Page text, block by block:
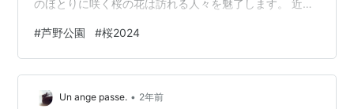
のほとりに咲く桜の花は訪れる人々を魅了します。 近く
車の旅も人々に愛されています。 隣接する駅近くのカフ
ェ「駅舎」では、地元で人気の「馬まん」が提供されて
おり、訪れる人々に喜ばれています。 芦野公園の桜2024
開花状況や見頃と満開の時期いつ？ 芦野公園での桜の通
#芦野公園 #桜2024
Un ange passe. • 2年前